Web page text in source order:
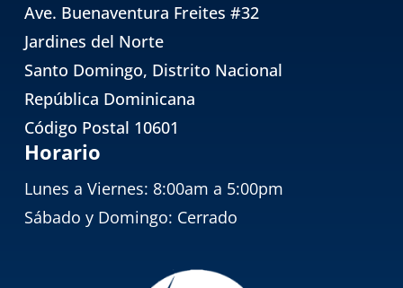
Ave. Buenaventura Freites #32
Jardines del Norte
Santo Domingo, Distrito Nacional
República Dominicana
Código Postal 10601
Horario
Lunes a Viernes: 8:00am a 5:00pm
Sábado y Domingo: Cerrado